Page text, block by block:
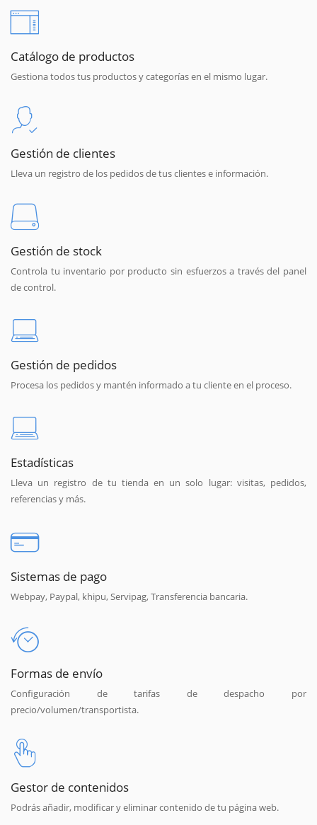
Catálogo de productos
Gestiona todos tus productos y categorías en el mismo lugar.
Gestión de clientes
Lleva un registro de los pedidos de tus clientes e información.
Gestión de stock
Controla tu inventario por producto sin esfuerzos a través del panel
de control.
Gestión de pedidos
Procesa los pedidos y mantén informado a tu cliente en el proceso.
Estadísticas
Lleva un registro de tu tienda en un solo lugar: visitas, pedidos,
referencias y más.
Sistemas de pago
Webpay, Paypal, khipu, Servipag, Transferencia bancaria.
Formas de envío
Configuración de tarifas de despacho por
precio/volumen/transportista.
Gestor de contenidos
Podrás añadir, modificar y eliminar contenido de tu página web.